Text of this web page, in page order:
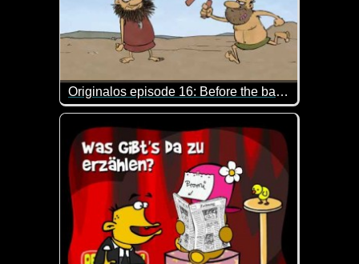
Originalos episode 16: Before the barber shop
Das ist so blöd, dass man schon wieder lachen